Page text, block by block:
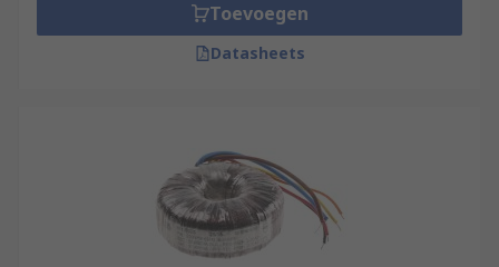
Toevoegen
Datasheets